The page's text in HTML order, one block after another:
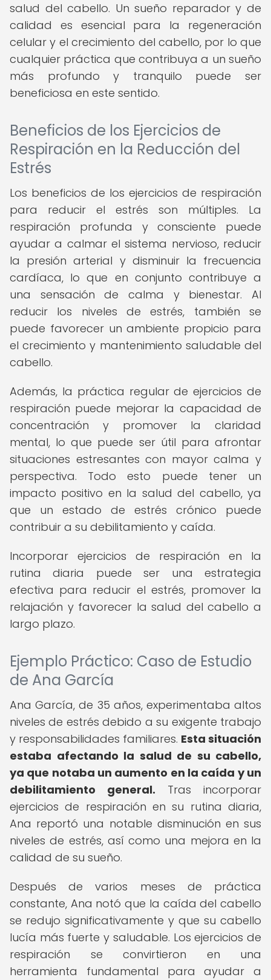
salud del cabello. Un sueño reparador y de
calidad es esencial para la regeneración
celular y el crecimiento del cabello, por lo que
cualquier práctica que contribuya a un sueño
más profundo y tranquilo puede ser
beneficiosa en este sentido.
Beneficios de los Ejercicios de
Respiración en la Reducción del
Estrés
Los beneficios de los ejercicios de respiración
para reducir el estrés son múltiples. La
respiración profunda y consciente puede
ayudar a calmar el sistema nervioso, reducir
la presión arterial y disminuir la frecuencia
cardíaca, lo que en conjunto contribuye a
una sensación de calma y bienestar. Al
reducir los niveles de estrés, también se
puede favorecer un ambiente propicio para
el crecimiento y mantenimiento saludable del
cabello.
Además, la práctica regular de ejercicios de
respiración puede mejorar la capacidad de
concentración y promover la claridad
mental, lo que puede ser útil para afrontar
situaciones estresantes con mayor calma y
perspectiva. Todo esto puede tener un
impacto positivo en la salud del cabello, ya
que un estado de estrés crónico puede
contribuir a su debilitamiento y caída.
Incorporar ejercicios de respiración en la
rutina diaria puede ser una estrategia
efectiva para reducir el estrés, promover la
relajación y favorecer la salud del cabello a
largo plazo.
Ejemplo Práctico: Caso de Estudio
de Ana García
Ana García, de 35 años, experimentaba altos
niveles de estrés debido a su exigente trabajo
y responsabilidades familiares. Esta situación
estaba afectando la salud de su cabello,
ya que notaba un aumento en la caída y un
debilitamiento general. Tras incorporar
ejercicios de respiración en su rutina diaria,
Ana reportó una notable disminución en sus
niveles de estrés, así como una mejora en la
calidad de su sueño.
Después de varios meses de práctica
constante, Ana notó que la caída del cabello
se redujo significativamente y que su cabello
lucía más fuerte y saludable. Los ejercicios de
respiración se convirtieron en una
herramienta fundamental para ayudar a